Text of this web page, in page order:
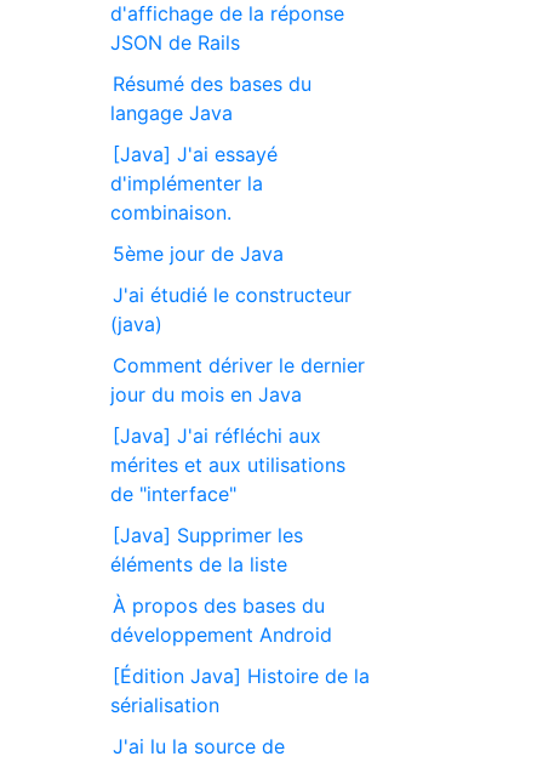
d'affichage de la réponse
JSON de Rails
Résumé des bases du
langage Java
[Java] J'ai essayé
d'implémenter la
combinaison.
5ème jour de Java
J'ai étudié le constructeur
(java)
Comment dériver le dernier
jour du mois en Java
[Java] J'ai réfléchi aux
mérites et aux utilisations
de "interface"
[Java] Supprimer les
éléments de la liste
À propos des bases du
développement Android
[Édition Java] Histoire de la
sérialisation
J'ai lu la source de